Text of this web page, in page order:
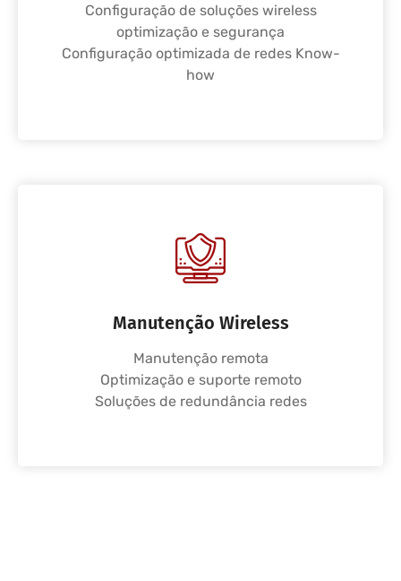
Configuração de soluções wireless
optimização e segurança
Configuração optimizada de redes Know-
how
Manutenção Wireless
Manutenção remota
Optimização e suporte remoto
Soluções de redundância redes